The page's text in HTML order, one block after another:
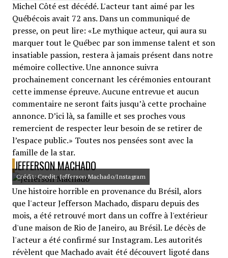
Michel Côté est décédé. L'acteur tant aimé par les
Québécois avait 72 ans. Dans un communiqué de
presse, on peut lire: «Le mythique acteur, qui aura su
marquer tout le Québec par son immense talent et son
insatiable passion, restera à jamais présent dans notre
mémoire collective. Une annonce suivra
prochainement concernant les cérémonies entourant
cette immense épreuve. Aucune entrevue et aucun
commentaire ne seront faits jusqu’à cette prochaine
annonce. D’ici là, sa famille et ses proches vous
remercient de respecter leur besoin de se retirer de
l’espace public.» Toutes nos pensées sont avec la
famille de la star.
JEFFERSON MACHADO
Crédit: Credit: Jefferson Machado/Instagram
Une histoire horrible en provenance du Brésil, alors
que l'acteur Jefferson Machado, disparu depuis des
mois, a été retrouvé mort dans un coffre à l'extérieur
d'une maison de Rio de Janeiro, au Brésil. Le décès de
l'acteur a été confirmé sur Instagram. Les autorités
révèlent que Machado avait été découvert ligoté dans